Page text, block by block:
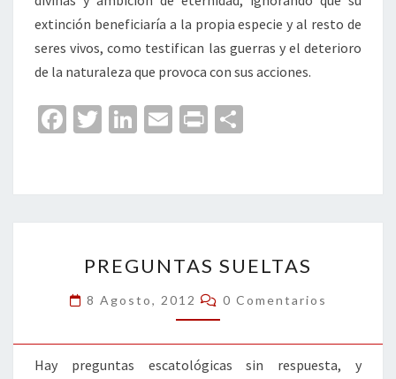
extinción beneficiaría a la propia especie y al resto de
seres vivos, como testifican las guerras y el deterioro
de la naturaleza que provoca con sus acciones.
Fa
o
o
T
er
Li
dI
n
E
l
Pr
p
ar
tir
SUELTAS
PREGUNTAS SUELTAS
8 Agosto, 2012 Comentarios
0 Comentarios
Hay preguntas escatológicas sin respuesta, y